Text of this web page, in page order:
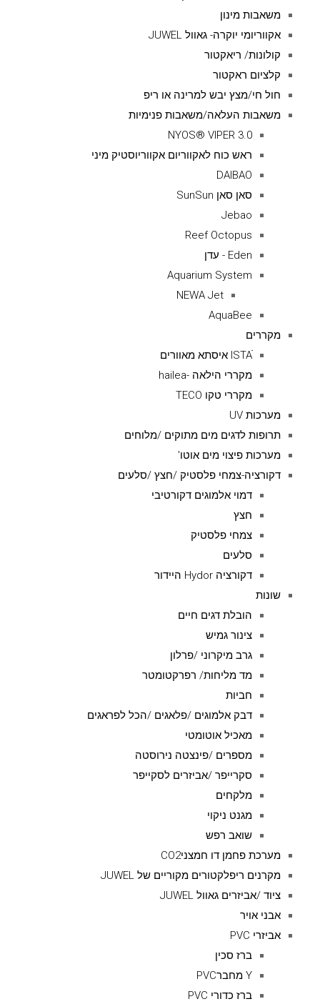
משאבות מינון
אקווריומי יוקרה- גאוול JUWEL
קולונות/ ריאקטור
קלציום ראקטור
חול חי/מצץ יבש למרינה או ריפ
משאבות העלאה/משאבות פנימיות
NYOS® VIPER 3.0
ראש כוח לאקווריום אקווריוסטיק מיני
DAIBAO
סאן סאן SunSun
Jebao
Reef Octopus
Eden - עדן
Aquarium System
NEWA Jet
AquaBee
מקררים
ISTAׁׂ איסתא מאוורים
מקררי הילאה -hailea
מקררי טקו TECO
מערכות UV
תרופות לדגים מים מתוקים /מלוחים
מערכות פיצוי מים אוטו'
דקורציה-צמחי פלסטיק /חצץ /סלעים
דמוי אלמוגים דקורטיבי
חצץ
צמחי פלסטיק
סלעים
דקורציה Hydor היידור
שונות
הובלת דגים חיים
צינור גמיש
גרב מיקרוני /פרלון
מד מליחות/ רפרקטומטר
חביות
דבק אלמוגים /פלאגים /הכל לפראגים
מאכיל אוטומטי
מספרים /פינצטה נירוסטה
סקרייפר /אביזרים לסקייפר
מלקחים
מגנט ניקוי
שואב רפש
מערכת פחמן דו חמצניCO2
מקרנים ריפלקטורים מקוריים של JUWEL
ציוד /אביזרים גאוול JUWEL
אבני אויר
אביזרי PVC
ברז סכין
Y מחברPVC
ברז כדורי PVC